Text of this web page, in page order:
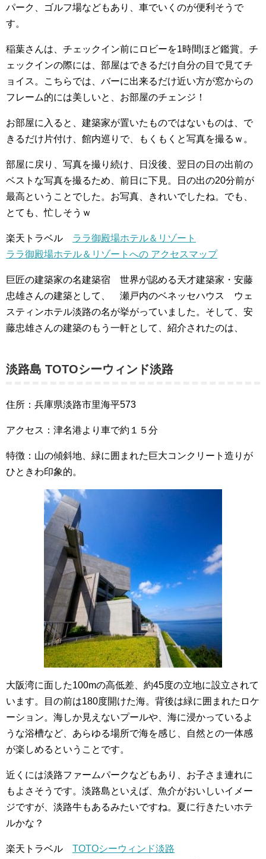
パーク、ゴルフ場などもあり、車でいくのが便利そうで
す。
稲葉さんは、チェックイン前にロビーを1時間ほど鑑賞。チ
ェックインの際には、部屋はできるだけ自分の目で見てチ
ョイス。こちらでは、バーに出来るだけ近い方が窓からの
フレーム的には美しいと、お部屋のチェンジ！
お部屋に入ると、建築家が置いたものではないものは、で
きるだけ片付け、館内巡りで、もくもくと写真を撮るｗ。
部屋に戻り、写真を撮り続け、日没後、翌日の日の出前の
ベストな写真を撮るため、前日に下見。日の出の20分前が
最高ということでした。お写真、きれいでしたね。でも、
とても、忙しそうｗ
楽天トラベル ララ御殿場ホテル＆リゾート
ララ御殿場ホテル＆リゾートへの アクセスマップ
巨匠の建築家の名建築宿 世界が認める天才建築家・安藤
忠雄さんの建築として、 瀬戸内のベネッセハウス ウェ
スティンホテル淡路の名が挙がっていました。そして、安
藤忠雄さんの建築のもう一軒として、紹介されたのは、
淡路島 TOTOシーウィンド淡路
住所：兵庫県淡路市里海平573
アクセス：津名港より車で約１５分
特徴：山の傾斜地、緑に囲まれた巨大コンクリート造りが
ひときわ印象的。
大阪湾に面した100mの高低差、約45度の立地に設立されて
います。目の前は180度開けた海。背後は緑に囲まれたロケ
ーション。海しか見えないプールや、海に浸かっているよ
うな浴槽など、あらゆる場所で海を感じ、自然との一体感
が楽しめるということです。
近くには淡路ファームパークなどもあり、お子さま連れに
もよさそうです。淡路島といえば、魚介がおいしいイメー
ジですが、淡路牛もあるみたいですね。夏に行きたいホテ
ルかな？
楽天トラベル TOTOシーウィンド淡路